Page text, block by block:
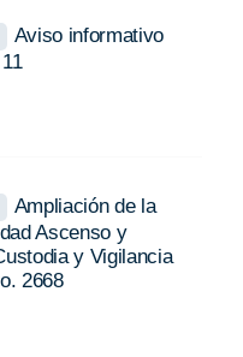
Aviso informativo
Ampliación de la
Ascenso y
y Vigilancia
2668